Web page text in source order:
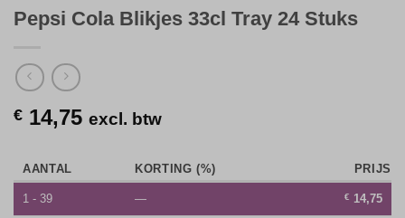
Pepsi Cola Blikjes 33cl Tray 24 Stuks
€ 14,75 excl. btw
AANTAL KORTING (%) PRIJS
1 - 39 — € 14,75